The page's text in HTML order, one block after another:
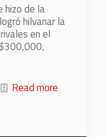
hizo de la
hilvanar la
en el
Read more